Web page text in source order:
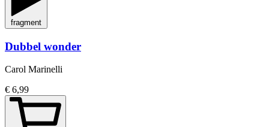
fragment
Dubbel wonder
Carol Marinelli
€ 6,99